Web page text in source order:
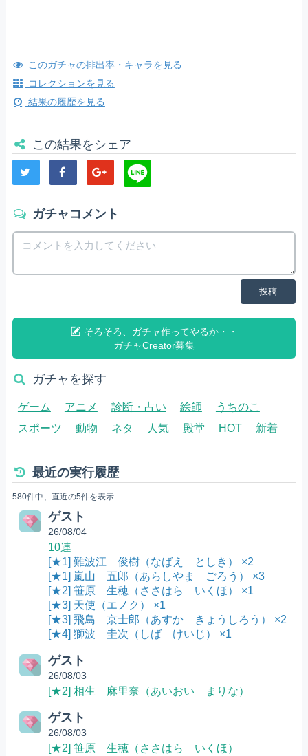
このガチャの排出率・キャラを見る
コレクションを見る
結果の履歴を見る
この結果をシェア
ガチャコメント
投稿
そろそろ、ガチャ作ってやるか・・
ガチャCreator募集
ガチャを探す
ゲーム アニメ 診断・占い 絵師
うちのこ
スポーツ
動物 ネタ 人気 殿堂 HOT 新着
最近の実行履歴
580件中、直近の5件を表示
ゲスト
26/08/04
10連
[★1] 難波江 俊樹（なばえ としき） ×2
[★1] 嵐山 五郎（あらしやま ごろう） ×3
[★2] 笹原 生穂（ささはら いくほ） ×1
[★3] 天使（エノク） ×1
[★3] 飛鳥 京士郎（あすか きょうしろう） ×2
[★4] 獅波 圭次（しば けいじ） ×1
ゲスト
26/08/03
[★2] 相生 麻里奈（あいおい まりな）
ゲスト
26/08/03
[★2] 笹原 生穂（ささはら いくほ）